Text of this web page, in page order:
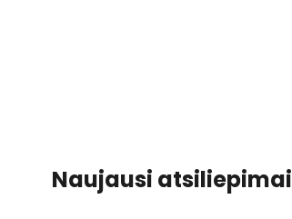
Naujausi atsiliepimai